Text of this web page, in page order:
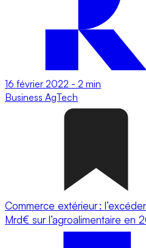
16 février 2022 - 2 min
Business AgTech
Commerce extérieur :
Mrd€ sur l’agroalimentaire en